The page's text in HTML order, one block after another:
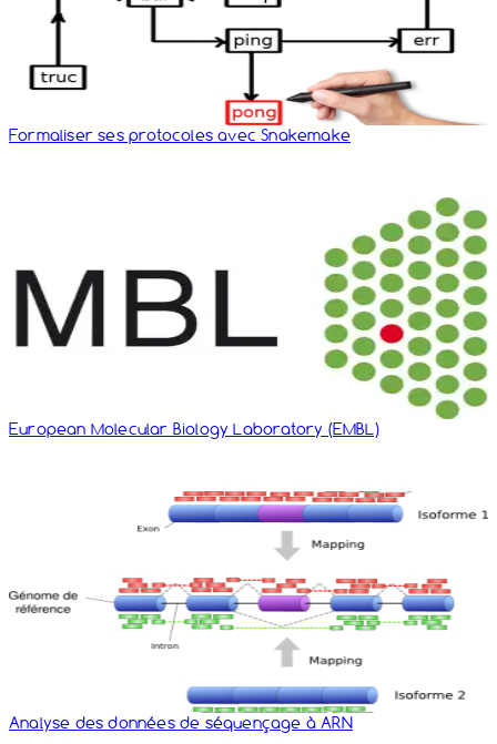
Formaliser ses protocoles avec Snakemake
European Molecular Biology Laboratory (EMBL)
Analyse des données de séquençage à ARN